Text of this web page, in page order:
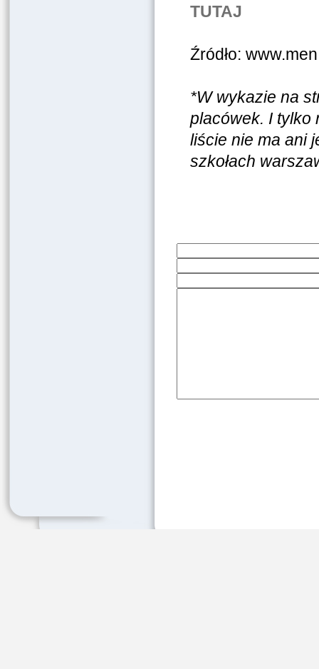
TUTAJ
Źródło:
*W wykazie na
placówek. I tylko
liście nie ma ani
szkołach